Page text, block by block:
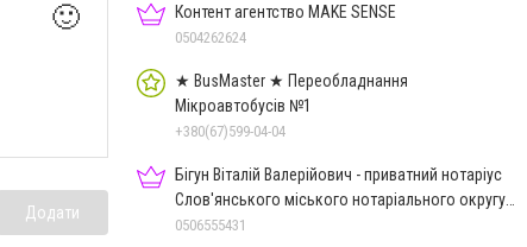
🙂
Додати
Контент агентство MAKE SENSE
0504262624
★ BusMaster ★ Переобладнання
Мікроавтобусів №1
+380(67)599-04-04
Бігун Віталій Валерійович - приватний нотаріус
Слов'янського міського нотаріального округу
Дон.обл.
0506555431